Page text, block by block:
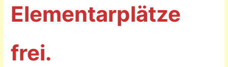
Elementarplätze
frei.